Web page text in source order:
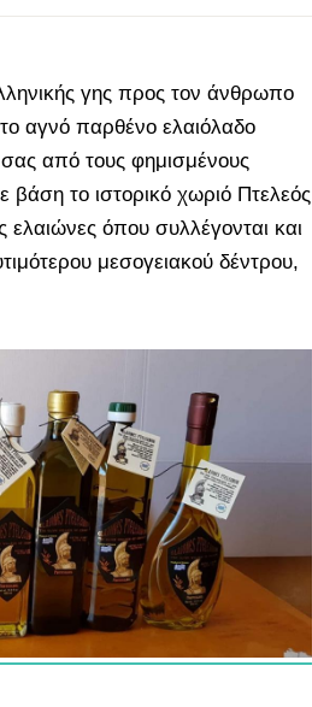
γης προς τον άνθρωπο
αγνό παρθένο ελαιόλαδο
σας από τους φημισμένους
το ιστορικό χωριό Πτελεός
όπου συλλέγονται και
μεσογειακού δέντρου,